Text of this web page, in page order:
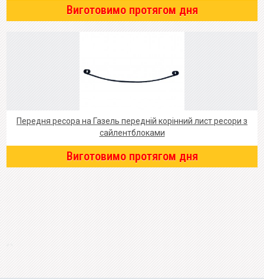
Виготовимо протягом дня
Передня ресора на Газель передній корінний лист ресори з
сайлентблоками
Виготовимо протягом дня